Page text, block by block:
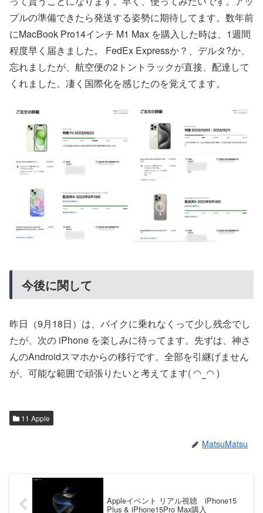
プルの準備できたら発送する姿勢に期待してます。数年前
にMacBook Pro14インチ M1 Max を購入した時は、1週間
程度早く届きました。 FedEx Expressか？、デルタ?か、
忘れましたが、航空便の2トントラックが直接、配達して
くれました。凄く国際化を感じたのを覚えてます。
今後に関して
昨日（9月18日）は、バイクに乗れなくって少し残念でし
たが、次の iPhone を楽しみに待ってます。先ずは、神さ
んのAndroidスマホからの移行です。全部を引継げません
が、可能な範囲で頑張りたいと考えてます( ◠‿◠ )
11 Apple
MatsuMatsu
Appleイベント リアル視聴 iPhone15
Plus & iPhone15Pro Max購入